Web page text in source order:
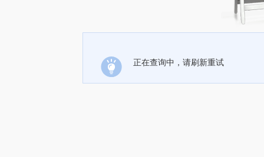
正在查询中，请刷新重试